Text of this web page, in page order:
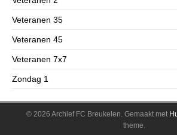
Veteranen 35
Veteranen 45
Veteranen 7x7
Zondag 1
© 2026 Archief FC Breukelen. Gemaakt met
theme.